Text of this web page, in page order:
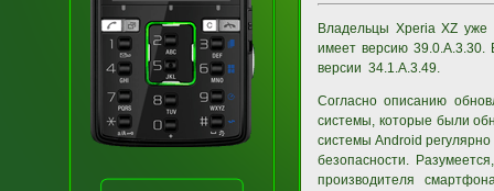
Владельцы Xperia XZ уже
имеет версию 39.0.A.3.30.
версии 34.1.A.3.49.
Согласно описанию
системы, которые были
системы Android
безопасности.
производителя